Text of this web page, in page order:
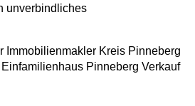
unverbindliches
Immobilienmakler Kreis Pinneberg
Pinneberg Verkauf